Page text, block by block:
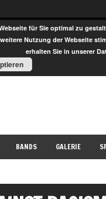
BANDS GALERIE
für Sie optimal zu
Nutzung der Webseite
erhalten Sie in unserer